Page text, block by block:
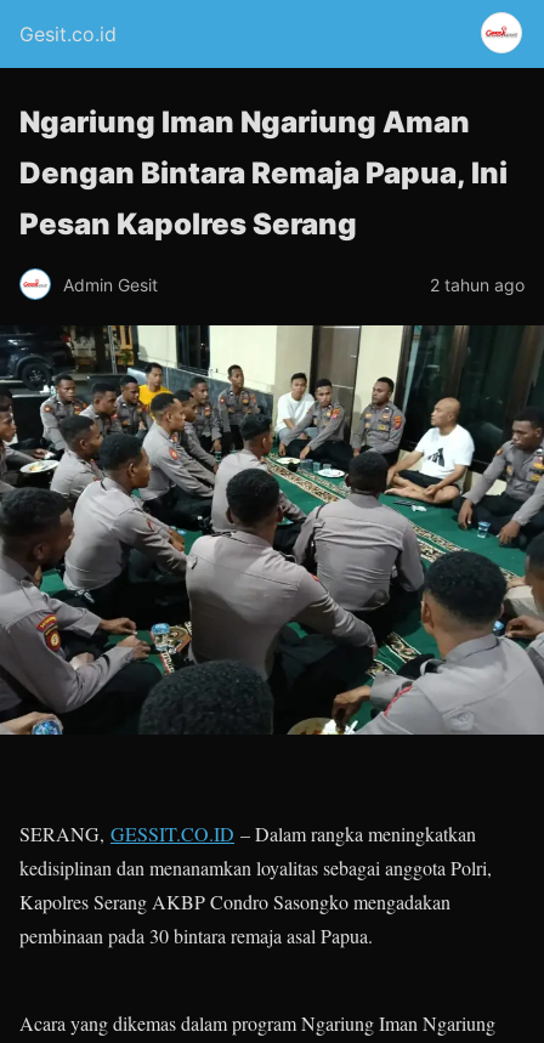
Gesit.co.id
Ngariung Iman Ngariung Aman
Dengan Bintara Remaja Papua, Ini
Pesan Kapolres Serang
Admin Gesit 2 tahun ago
SERANG, GESSIT.CO.ID – Dalam rangka meningkatkan
kedisiplinan dan menanamkan loyalitas sebagai anggota Polri,
Kapolres Serang AKBP Condro Sasongko mengadakan
pembinaan pada 30 bintara remaja asal Papua.
Acara yang dikemas dalam program Ngariung Iman Ngariung